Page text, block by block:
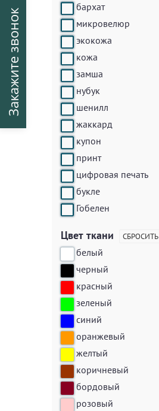
бархат
микровелюр
экокожа
кожа
замша
нубук
шенилл
жаккард
купон
принт
цифровая печать
букле
Гобелен
Цвет ткани СБРОСИТЬ
белый
черный
красный
зеленый
синий
оранжевый
желтый
коричневый
бордовый
розовый
Закажите звонок